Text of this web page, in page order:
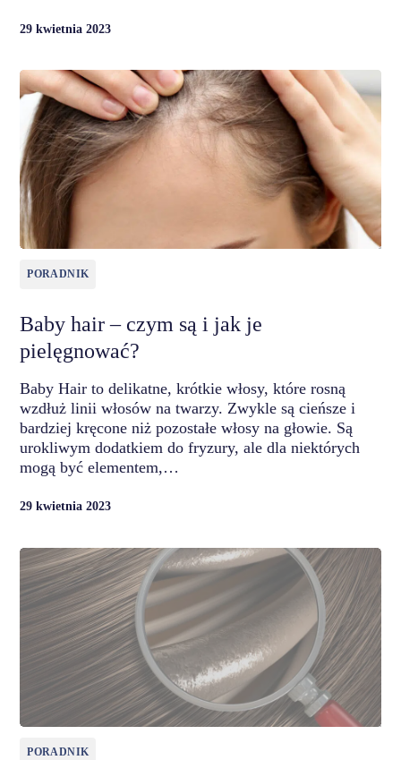
29 kwietnia 2023
PORADNIK
Baby hair – czym są i jak je
pielęgnować?
Baby Hair to delikatne, krótkie włosy, które rosną
wzdłuż linii włosów na twarzy. Zwykle są cieńsze i
bardziej kręcone niż pozostałe włosy na głowie. Są
urokliwym dodatkiem do fryzury, ale dla niektórych
mogą być elementem,…
29 kwietnia 2023
PORADNIK